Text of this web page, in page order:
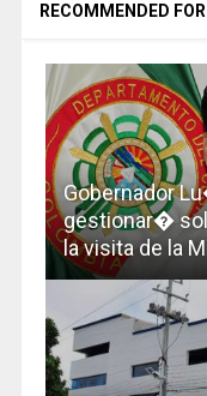
RECOMMENDED
Gobernador
gestionar�
la visita de la